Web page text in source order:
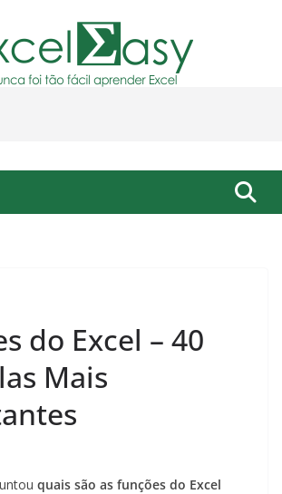
do Excel – 40
Mais
quais são as funções do Excel